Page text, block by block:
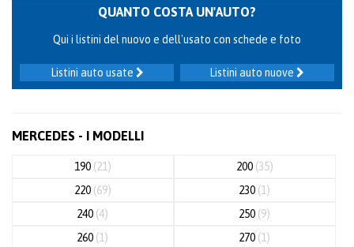
QUANTO COSTA UN'AUTO?
Qui i listini del nuovo e dell'usato con schede e foto
Listini auto nuove
Listini auto usate
MERCEDES - I MODELLI
190 (21) 200 (35)
220 (69) 230 (1)
240 (4) 250 (9)
260 (1) 270 (1)